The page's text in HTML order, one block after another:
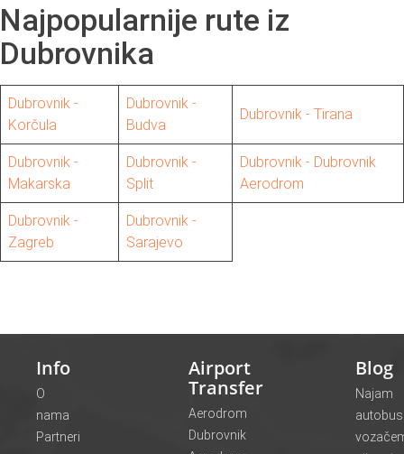
Najpopularnije rute iz
Dubrovnika
Dubrovnik -
Korčula
Dubrovnik -
Budva
Dubrovnik - Tirana
Dubrovnik -
Makarska
Dubrovnik -
Split
Dubrovnik - Dubrovnik
Aerodrom
Dubrovnik -
Zagreb
Dubrovnik -
Sarajevo
Info
O
nama
Partneri
Airport
Transfer
Aerodrom
Dubrovnik
Blog
Najam